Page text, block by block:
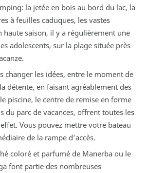
la jetée en bois au bord du lac, la
à feuilles caduques, les vastes
haute saison, il y a régulièrement une
adolescents, sur la plage située près
changer les idées, entre le moment de
détente, en faisant agréablement des
piscine, le centre de remise en forme
du parc de vacances, offrent toutes les
Vous pouvez mettre votre bateau
de la rampe d’accès.
coloré et parfumé de Manerba ou le
font partie des nombreuses